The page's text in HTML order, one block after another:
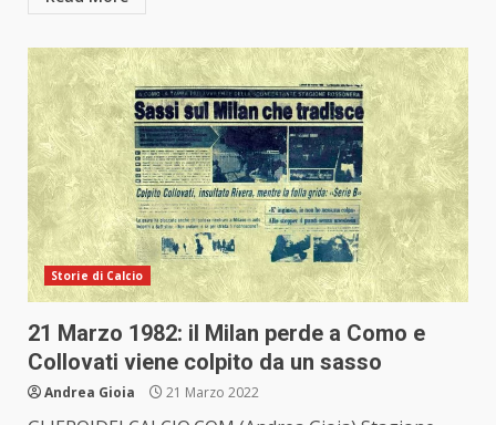
Storie di Calcio
21 Marzo 1982: il Milan perde a Como e
Collovati viene colpito da un sasso
Andrea Gioia 21 Marzo 2022